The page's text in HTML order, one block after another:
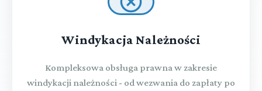
Windykacja Należności
Kompleksowa obsługa prawna w zakresie
windykacji należności - od wezwania do zapłaty po